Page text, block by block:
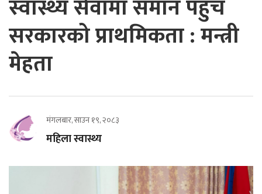
स्वास्थ्य सेवामा समान पहुँच
सरकारको प्राथमिकता : मन्त्री
मेहता
मंगलबार, साउन १९, २०८३
महिला स्वास्थ्य